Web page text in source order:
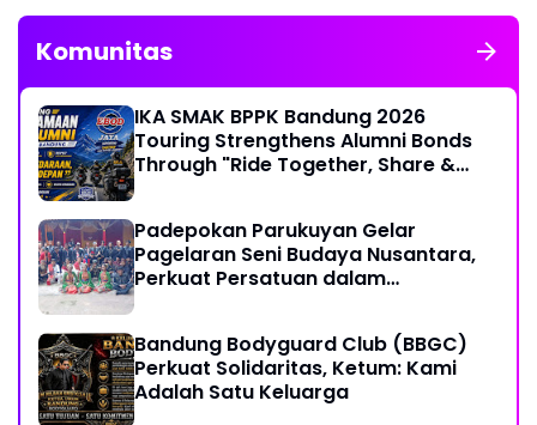
Komunitas
IKA SMAK BPPK Bandung 2026
Touring Strengthens Alumni Bonds
Through "Ride Together, Share &
Padepokan Parukuyan Gelar
Pagelaran Seni Budaya Nusantara,
Perkuat Persatuan dalam
Bandung Bodyguard Club (BBGC)
Perkuat Solidaritas, Ketum: Kami
Adalah Satu Keluarga